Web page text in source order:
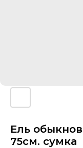
Ель
75см. сумка